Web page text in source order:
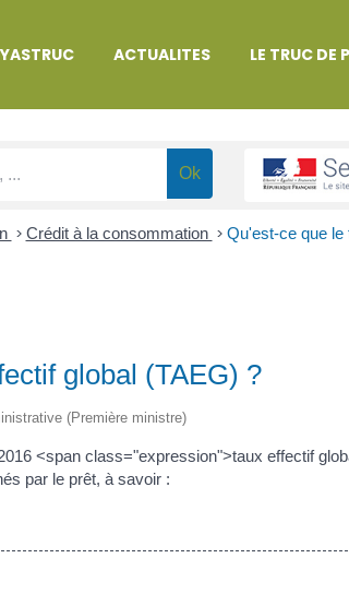
ACTUALITES LE TRUC DE
> Crédit à la consommation > Qu'est-ce que le
global (TAEG) ?
(Première ministre)
<span class="expression">taux effectif
par le prêt, à savoir :